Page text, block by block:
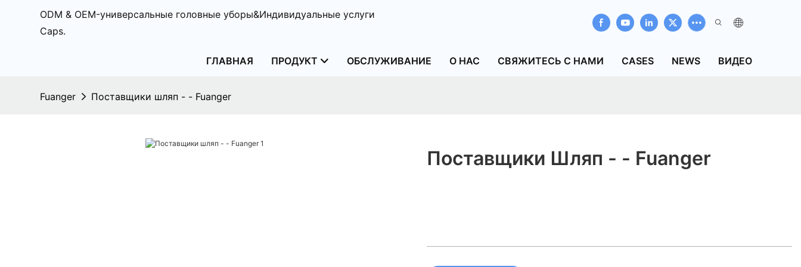
ODM & OEM-универсальные головные уборы&Индивидуальные услуги
Caps.
ГЛАВНАЯ ПРОДУКТ ОБСЛУЖИВАНИЕ О НАС СВЯЖИТЕСЬ С НАМИ CASES NEWS ВИДЕО
Fuanger Поставщики шляп - - Fuanger
Поставщики Шляп - - Fuanger